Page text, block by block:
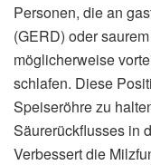
Personen, die an
(GERD) oder
möglicherweise
schlafen. Diese
Speiseröhre zu
Säurerückflusses in
Verbessert die